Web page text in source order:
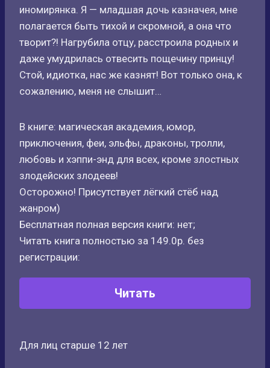
иномирянка. Я — младшая дочь казначея, мне
полагается быть тихой и скромной, а она что
творит?! Нагрубила отцу, расстроила родных и
даже умудрилась отвесить пощечину принцу!
Стой, идиотка, нас же казнят! Вот только она, к
сожалению, меня не слышит…
В книге: магическая академия, юмор,
приключения, феи, эльфы, драконы, тролли,
любовь и хэппи-энд для всех, кроме злостных
злодейских злодеев!
Осторожно! Присутствует лёгкий стёб над
жанром)
Бесплатная полная версия книги: нет;
Читать книга полностью за 149.0р. без
регистрации:
Читать
Для лиц старше 12 лет